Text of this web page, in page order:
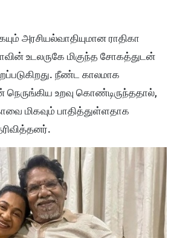
அரசியல்வாதியுமான ராதிகா
உடலருகே மிகுந்த சோகத்துடன்
நீண்ட காலமாக
நெருங்கிய உறவு கொண்டிருந்ததால்,
மிகவும் பாதித்துள்ளதாக